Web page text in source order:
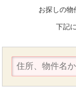
お探しの物
下記